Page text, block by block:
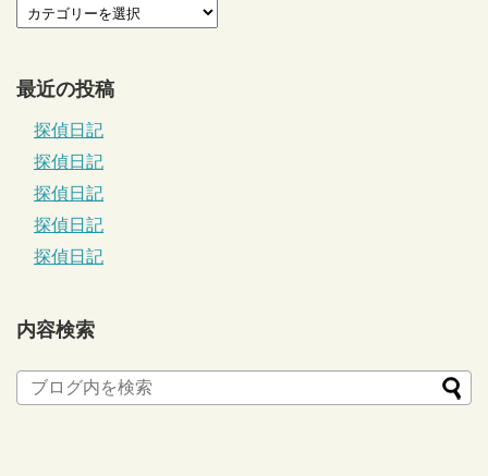
最近の投稿
探偵日記
探偵日記
探偵日記
探偵日記
探偵日記
内容検索